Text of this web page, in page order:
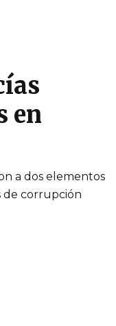
en
a dos elementos
de corrupción